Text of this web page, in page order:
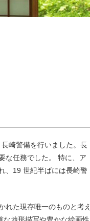
崎警備を行いました。長
な任務でした。 特に、ア
、19 世紀半ばには長崎警
れた現存唯一のものと考え